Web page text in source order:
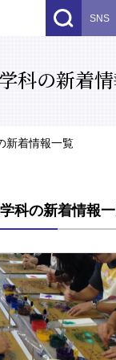
SNS
科の新着
新着情報一覧
科の新着情報